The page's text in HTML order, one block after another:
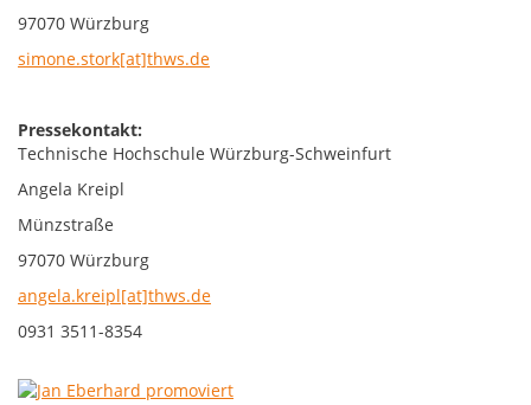
97070 Würzburg
simone.stork[at]thws.de
Pressekontakt:
Technische Hochschule Würzburg-Schweinfurt
Angela Kreipl
Münzstraße
97070 Würzburg
angela.kreipl[at]thws.de
0931 3511-8354